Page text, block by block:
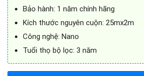
Bảo hành: 1 năm chính hãng
Kích thước nguyên cuộn: 25mx2m
Công nghệ: Nano
Tuổi thọ bộ lọc: 3 năm